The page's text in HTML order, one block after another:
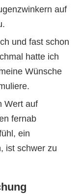
auf
und fast schon
hatte ich
Wünsche
Wert auf
fernab
ein
ist schwer zu